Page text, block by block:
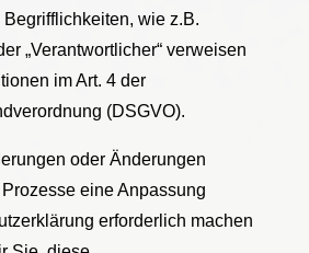
wie z.B.
„Verantwortlicher“ verweisen
im Art. 4 der
(DSGVO).
oder Änderungen
eine Anpassung
erforderlich machen